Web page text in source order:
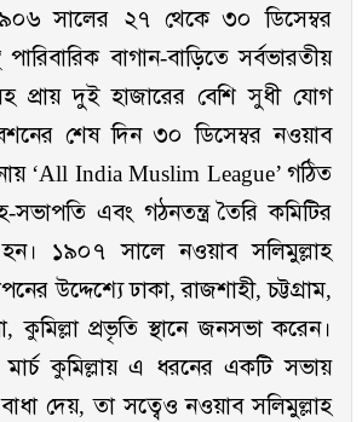
সালের ২৭ থেকে ৩০ ডিসেম্বর
পারিবারিক বাগান-বাড়িতে সর্বভারতীয়
প্রায় দুই হাজারের বেশি সুধী যোগ
শেষ দিন ৩০ ডিসেম্বর নওয়াব
‘All India Muslim League’ গঠিত
এবং গঠনতন্ত্র তৈরি কমিটির
১৯০৭ সালে নওয়াব সলিমুল্লাহ
উদ্দেশ্যে ঢাকা, রাজশাহী, চট্টগ্রাম,
কুমিল্লা প্রভৃতি স্থানে জনসভা করেন।
কুমিল্লায় এ ধরনের একটি সভায়
বাধা দেয়, তা সত্বেও নওয়াব সলিমুল্লাহ